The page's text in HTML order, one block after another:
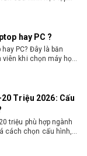
hay PC ?
PC? Đây là băn
viên khi chọn máy học
Triệu 2026: Cấu
triệu phù hợp ngành
cách chọn cấu hình,